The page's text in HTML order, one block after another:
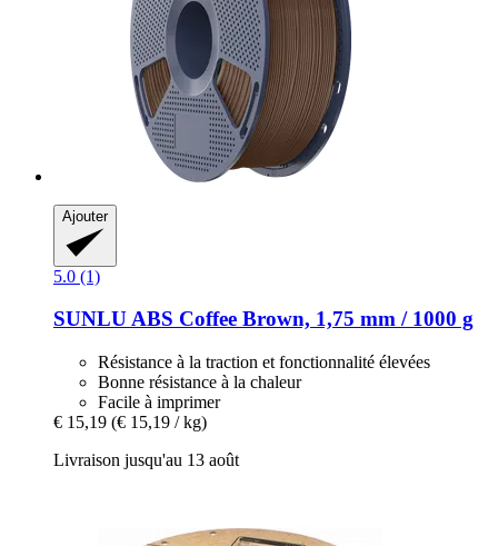
Ajouter
5.0 (1)
SUNLUABS Coffee Brown, 1,75 mm / 1000 g
Résistance à la traction et fonctionnalité élevées
Bonne résistance à la chaleur
Facile à imprimer
€ 15,19 (€ 15,19 / kg)
Livraison jusqu'au 13 août